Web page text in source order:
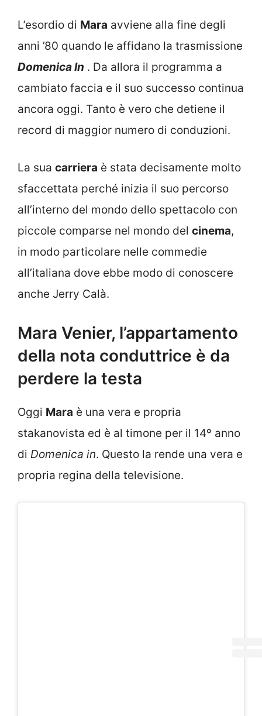
L’esordio di Mara avviene alla fine degli
anni ’80 quando le affidano la trasmissione
Domenica In . Da allora il programma a
cambiato faccia e il suo successo continua
ancora oggi. Tanto è vero che detiene il
record di maggior numero di conduzioni.
La sua carriera è stata decisamente molto
sfaccettata perché inizia il suo percorso
all’interno del mondo dello spettacolo con
piccole comparse nel mondo del cinema,
in modo particolare nelle commedie
all’italiana dove ebbe modo di conoscere
anche Jerry Calà.
Mara Venier, l’appartamento
della nota conduttrice è da
perdere la testa
Oggi Mara è una vera e propria
stakanovista ed è al timone per il 14º anno
di Domenica in. Questo la rende una vera e
propria regina della televisione.